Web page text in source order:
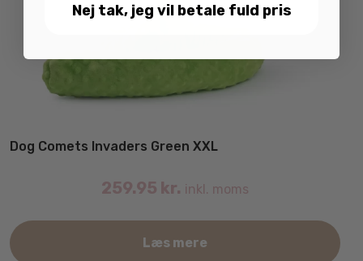
Dog Comets Invaders Green XXL
259.95 kr. inkl. moms
Læs mere
Nej tak, jeg vil betale fuld pris